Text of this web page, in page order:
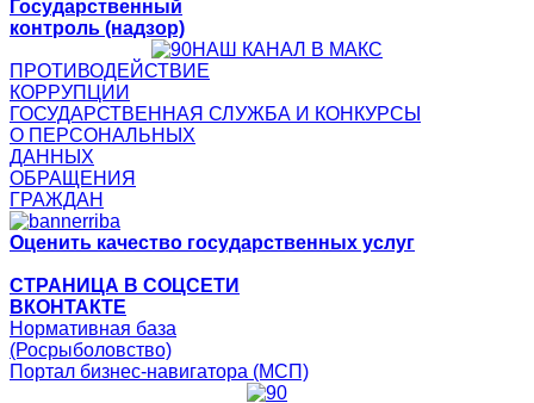
Государственный
контроль (надзор)
НАШ КАНАЛ В МАКС
ПРОТИВОДЕЙСТВИЕ
КОРРУПЦИИ
ГОСУДАРСТВЕННАЯ СЛУЖБА И КОНКУРСЫ
О ПЕРСОНАЛЬНЫХ
ДАННЫХ
ОБРАЩЕНИЯ
ГРАЖДАН
Оценить качество государственных услуг
СТРАНИЦА В СОЦСЕТИ
ВКОНТАКТЕ
Нормативная база
(Росрыболовство)
Портал бизнес-навигатора (МСП)